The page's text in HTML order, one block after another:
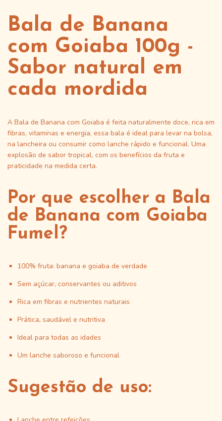
Bala de Banana
com Goiaba 100g -
Sabor natural em
cada mordida
A Bala de Banana com Goiaba é feita naturalmente doce, rica em
fibras, vitaminas e energia, essa bala é ideal para levar na bolsa,
na lancheira ou consumir como lanche rápido e funcional. Uma
explosão de sabor tropical, com os benefícios da fruta e
praticidade na medida certa.
Por que escolher a Bala
de Banana com Goiaba
Fumel?
100% fruta: banana e goiaba de verdade
Sem açúcar, conservantes ou aditivos
Rica em fibras e nutrientes naturais
Prática, saudável e nutritiva
Ideal para todas as idades
Um lanche saboroso e funcional
Sugestão de uso: